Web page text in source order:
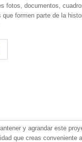
fotos, documentos,
formen parte de la
y agrandar este
que creas conveniente